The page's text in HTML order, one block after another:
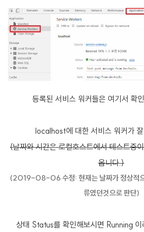
등록된 서비스 워커들은 여기서 확
localhost에 대한 서비스 워커가
(날짜와 시간은 로컬호스트에서 테스트중
옵니다.)
(2019-08-06 수정: 현재는 날짜가 정상적
류였던것으로 판단)
상태 Status를 확인해보시면 Running 이